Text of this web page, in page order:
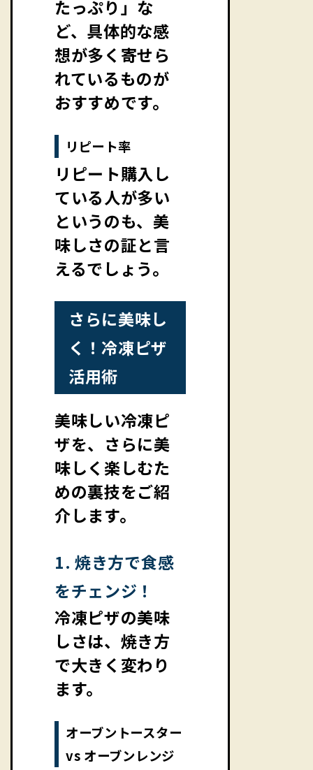
たっぷり」な
ど、具体的な感
想が多く寄せら
れているものが
おすすめです。
リピート率
リピート購入し
ている人が多い
というのも、美
味しさの証と言
えるでしょう。
さらに美味し
く！冷凍ピザ
活用術
美味しい冷凍ピ
ザを、さらに美
味しく楽しむた
めの裏技をご紹
介します。
1. 焼き方で食感
をチェンジ！
冷凍ピザの美味
しさは、焼き方
で大きく変わり
ます。
オーブントースター
vs オーブンレンジ